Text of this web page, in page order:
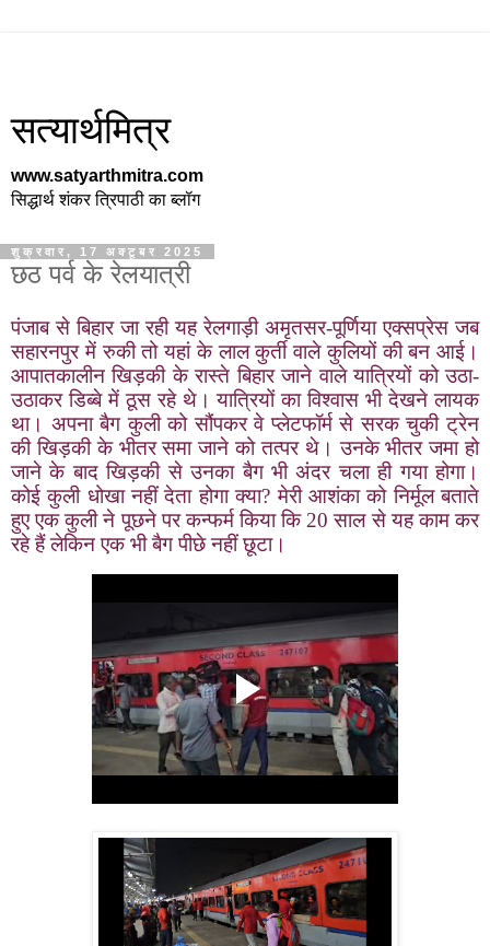
सत्यार्थमित्र
www.satyarthmitra.com
सिद्धार्थ शंकर त्रिपाठी का ब्लॉग
शुक्रवार, 17 अक्टूबर 2025
छठ पर्व के रेलयात्री
पंजाब से बिहार जा रही यह रेलगाड़ी अमृतसर-पूर्णिया एक्सप्रेस जब
सहारनपुर में रुकी तो यहां के लाल कुर्ती वाले कुलियों की बन आई।
आपातकालीन खिड़की के रास्ते बिहार जाने वाले यात्रियों को उठा-
उठाकर डिब्बे में ठूस रहे थे। यात्रियों का विश्वास भी देखने लायक
था। अपना बैग कुली को सौंपकर वे प्लेटफॉर्म से सरक चुकी ट्रेन
की खिड़की के भीतर समा जाने को तत्पर थे। उनके भीतर जमा हो
जाने के बाद खिड़की से उनका बैग भी अंदर चला ही गया होगा।
कोई कुली धोखा नहीं देता होगा क्या?मेरी आशंका को निर्मूल बताते
हुए एक कुली ने पूछने पर कन्फर्म किया कि 20 साल से यह काम कर
रहे हैं लेकिन एक भी बैग पीछे नहीं छूटा।